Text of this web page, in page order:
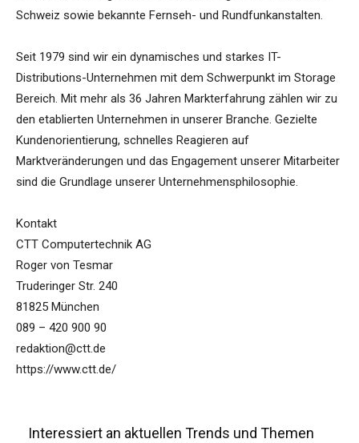
Schweiz sowie bekannte Fernseh- und Rundfunkanstalten.
Seit 1979 sind wir ein dynamisches und starkes IT-
Distributions-Unternehmen mit dem Schwerpunkt im Storage
Bereich. Mit mehr als 36 Jahren Markterfahrung zählen wir zu
den etablierten Unternehmen in unserer Branche. Gezielte
Kundenorientierung, schnelles Reagieren auf
Marktveränderungen und das Engagement unserer Mitarbeiter
sind die Grundlage unserer Unternehmensphilosophie.
Kontakt
CTT Computertechnik AG
Roger von Tesmar
Truderinger Str. 240
81825 München
089 – 420 900 90
redaktion@ctt.de
https://www.ctt.de/
Interessiert an aktuellen Trends und Themen